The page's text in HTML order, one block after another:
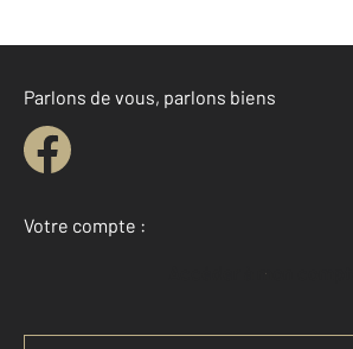
Parlons de vous, parlons biens
Votre compte :
Accéder à mon compte